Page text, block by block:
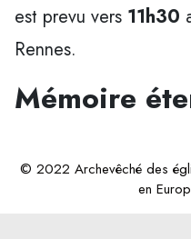
est prevu vers 11h30
Rennes.
Mémoire
© 2022 Archevêché des
en